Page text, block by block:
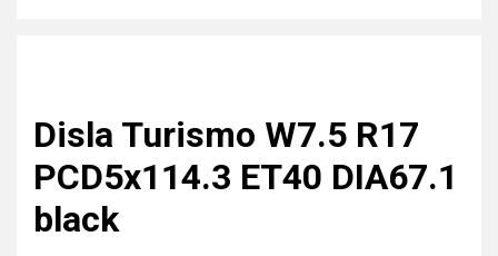
Disla Turismo W7.5 R17
PCD5x114.3 ET40 DIA67.1
black